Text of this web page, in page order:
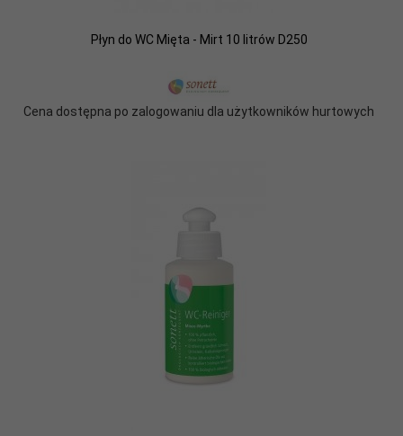
Płyn do WC Mięta - Mirt 10 litrów D250
Cena dostępna po zalogowaniu dla użytkowników hurtowych